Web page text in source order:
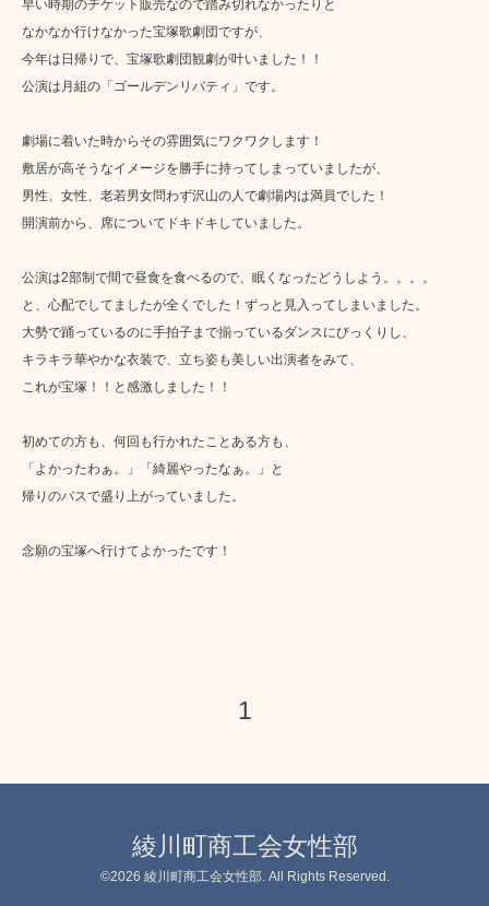
早い時期のチケット販売なので踏み切れなかったりと
なかなか行けなかった宝塚歌劇団ですが、
今年は日帰りで、宝塚歌劇団観劇が叶いました！！
公演は月組の「ゴールデンリバティ」です。
劇場に着いた時からその雰囲気にワクワクします！
敷居が高そうなイメージを勝手に持ってしまっていましたが、
男性、女性、老若男女問わず沢山の人で劇場内は満員でした！
開演前から、席についてドキドキしていました。
公演は2部制で間で昼食を食べるので、眠くなったどうしよう。。。。
と、心配でしてましたが全くでした！ずっと見入ってしまいました。
大勢で踊っているのに手拍子まで揃っているダンスにびっくりし、
キラキラ華やかな衣装で、立ち姿も美しい出演者をみて、
これが宝塚！！と感激しました！！
初めての方も、何回も行かれたことある方も、
「よかったわぁ。」「綺麗やったなぁ。」と
帰りのバスで盛り上がっていました。
念願の宝塚へ行けてよかったです！
1
綾川町商工会女性部
©2026 綾川町商工会女性部. All Rights Reserved.